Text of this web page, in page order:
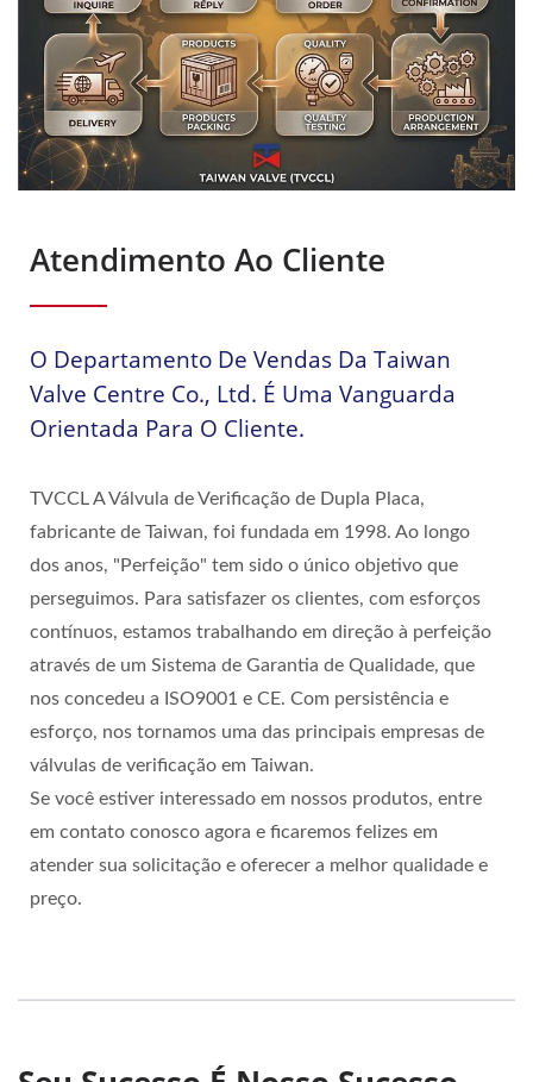
Atendimento Ao Cliente
O Departamento De Vendas Da Taiwan
Valve Centre Co., Ltd. É Uma Vanguarda
Orientada Para O Cliente.
TVCCL A Válvula de Verificação de Dupla Placa,
fabricante de Taiwan, foi fundada em 1998. Ao longo
dos anos, "Perfeição" tem sido o único objetivo que
perseguimos. Para satisfazer os clientes, com esforços
contínuos, estamos trabalhando em direção à perfeição
através de um Sistema de Garantia de Qualidade, que
nos concedeu a ISO9001 e CE. Com persistência e
esforço, nos tornamos uma das principais empresas de
válvulas de verificação em Taiwan.
Se você estiver interessado em nossos produtos, entre
em contato conosco agora e ficaremos felizes em
atender sua solicitação e oferecer a melhor qualidade e
preço.